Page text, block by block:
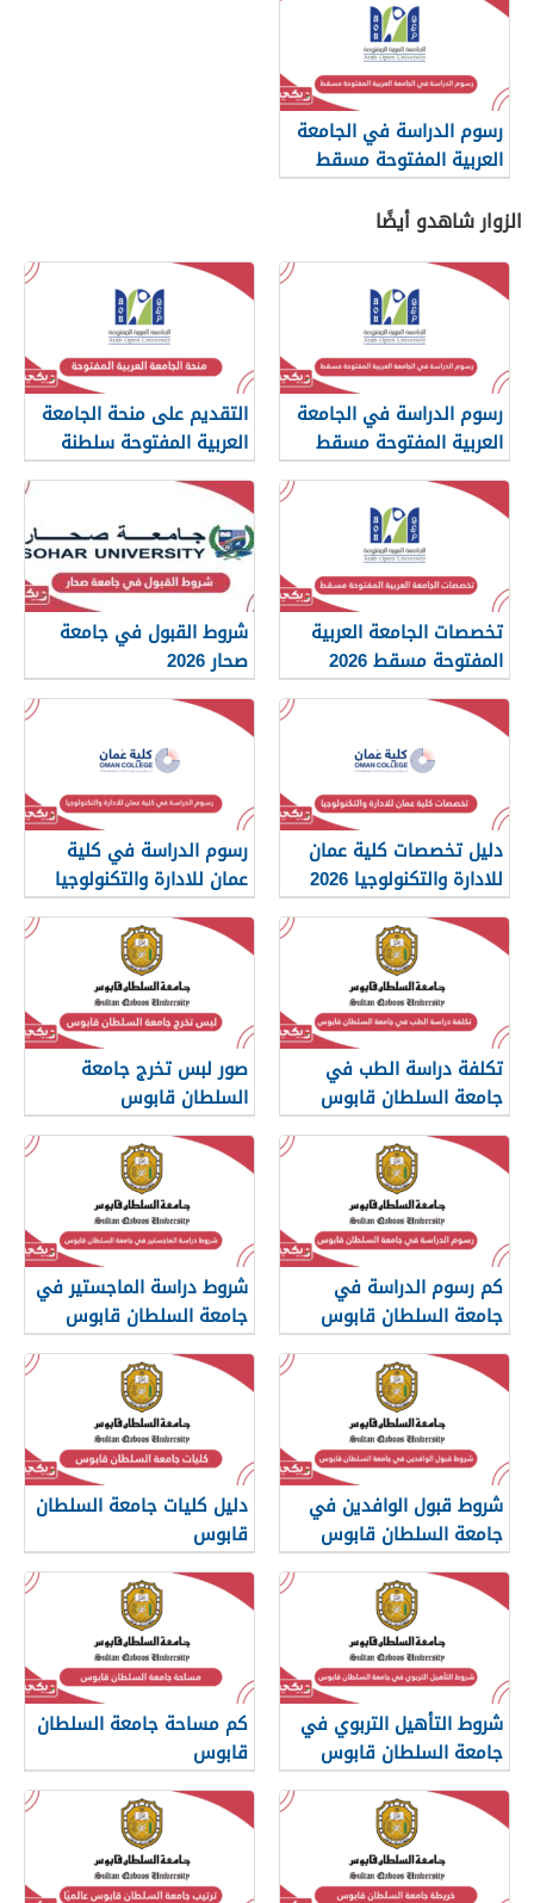
رسوم الدراسة في الجامعة
العربية المفتوحة مسقط
2026
الزوار شاهدو أيضًا
رسوم الدراسة في الجامعة
العربية المفتوحة مسقط
2026
التقديم على منحة الجامعة
العربية المفتوحة سلطنة
عمان 2026
تخصصات الجامعة العربية
المفتوحة مسقط 2026
شروط القبول في جامعة
صحار 2026
دليل تخصصات كلية عمان
للادارة والتكنولوجيا 2026
رسوم الدراسة في كلية
عمان للادارة والتكنولوجيا
2026
تكلفة دراسة الطب في
جامعة السلطان قابوس
2026
صور لبس تخرج جامعة
السلطان قابوس
كم رسوم الدراسة في
جامعة السلطان قابوس
2026
شروط دراسة الماجستير في
جامعة السلطان قابوس
شروط قبول الوافدين في
جامعة السلطان قابوس
دليل كليات جامعة السلطان
قابوس
شروط التأهيل التربوي في
جامعة السلطان قابوس
كم مساحة جامعة السلطان
قابوس